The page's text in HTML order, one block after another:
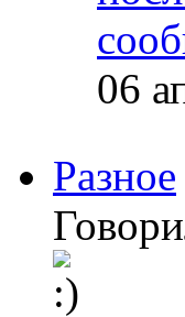
06
Разное